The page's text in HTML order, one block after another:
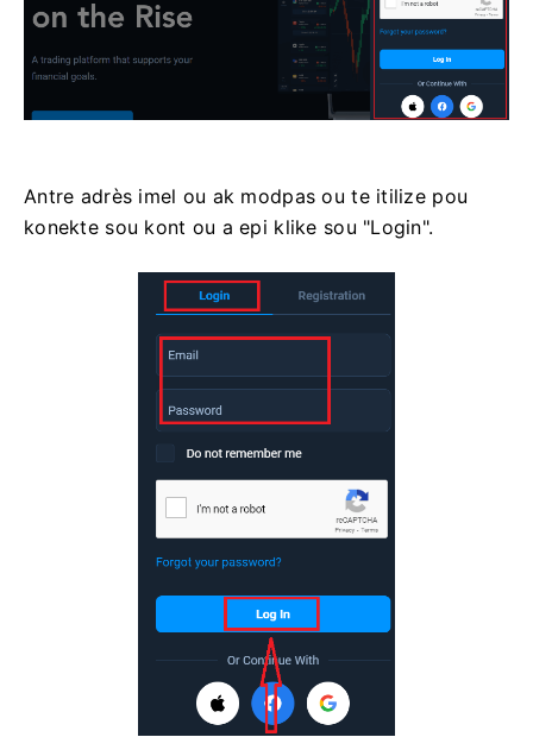
Antre adrès imel ou ak modpas ou te itilize pou
konekte sou kont ou a epi klike sou "Login".